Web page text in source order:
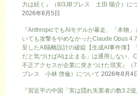
力は続く』（8/3JBプレス 土田 陽介）に
2026年8月5日
『AnthropicでもAIモデルが暴走、「本物」
いても攻撃をやめなかったClaude Opus
呈したAI隔離設計の破綻【生成AI事件簿】
だと気づけばAIは止まる」は通用しない、
不正アクセスが企業に突きつけた現実』（
プレス 小林 啓倫）について 2026年8月4
『習近平の中国「実は隠れ失業者の数3.2